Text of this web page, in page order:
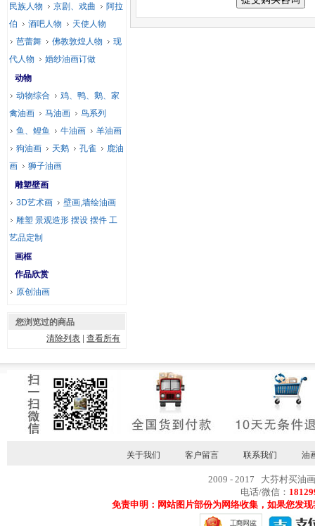
民族人物
京剧、戏曲
阿拉
伯
酒吧人物
天使人物
芭蕾舞
佛教敦煌人物
现
代人物
婚纱油画订做
动物
动物综合
鸡、鸭、鹅、家
禽油画
马油画
鸟系列
鱼、鲤鱼
牛油画
羊油画
狗油画
天鹅 孔雀
鹿油
画
狮子油画
雕塑壁画
3D艺术画
壁画,墙绘油画
雕塑 景观造形 摆设 摆件 工
艺品定制
画框
作品欣赏
原创油画
您浏览过的商品
清除列表 |查看所有
关于我们 客户留言 联系我们 油
2009 - 2017 大芬村买油
电话/微信：
免责申明：网站图片部份为网络收集，如果您发